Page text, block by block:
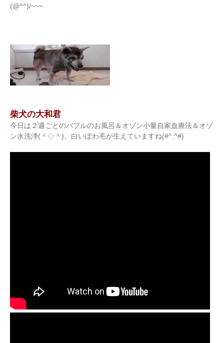
(@^^)/~~~
柴犬の大和君
今日は２週ごとのバブルのお風呂＆オゾン小量自家血療法＆オゾ
ン水洗浄(＾◇＾)。白いぽわ毛が生えていますね(#^.^#)